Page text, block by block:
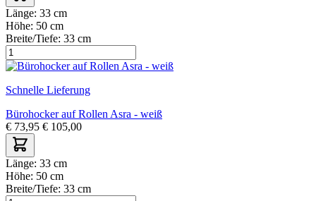
Länge: 33 cm
Höhe: 50 cm
Breite/Tiefe: 33 cm
Schnelle Lieferung
Bürohocker auf Rollen Asra - weiß
€ 73,95 € 105,00
Länge: 33 cm
Höhe: 50 cm
Breite/Tiefe: 33 cm